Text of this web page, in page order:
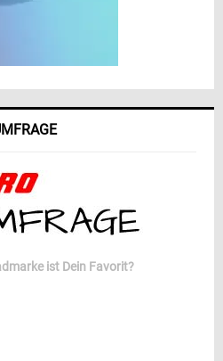
ist Dein Favorit?